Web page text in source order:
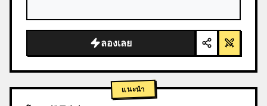
ลองเลย
แนะนำ